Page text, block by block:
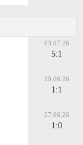
03.07.26
5:1
30.06.26
1:1
27.06.26
1:0